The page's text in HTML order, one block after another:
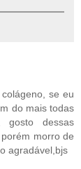
se eu
do mais todas
gosto dessas
morro de
agradável,bjs